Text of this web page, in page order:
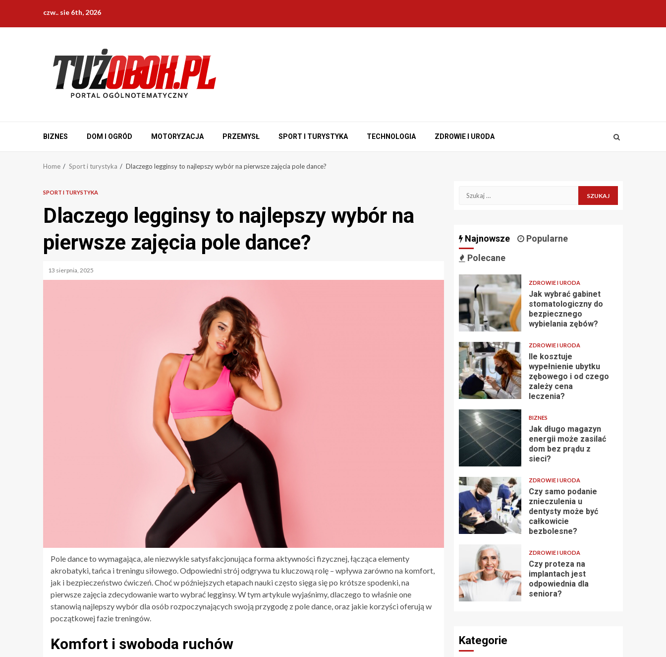
content
czw.. sie 6th, 2026
BIZNES DOM I OGRÓD MOTORYZACJA PRZEMYSŁ SPORT I TURYSTYKA TECHNOLOGIA ZDROWIE I URODA
Home Sport i turystyka Dlaczego legginsy to najlepszy wybór na pierwsze zajęcia pole dance?
SPORT I TURYSTYKA
Dlaczego legginsy to najlepszy wybór na
pierwsze zajęcia pole dance?
13 sierpnia, 2025
Pole dance to wymagająca, ale niezwykle satysfakcjonująca forma aktywności fizycznej, łącząca elementy
akrobatyki, tańca i treningu siłowego. Odpowiedni strój odgrywa tu kluczową rolę – wpływa zarówno na komfort,
jak i bezpieczeństwo ćwiczeń. Choć w późniejszych etapach nauki często sięga się po krótsze spodenki, na
pierwsze zajęcia zdecydowanie warto wybrać legginsy. W tym artykule wyjaśnimy, dlaczego to właśnie one
stanowią najlepszy wybór dla osób rozpoczynających swoją przygodę z pole dance, oraz jakie korzyści oferują w
początkowej fazie treningów.
Komfort i swoboda ruchów
Szukaj:
Najnowsze
Popularne
Polecane
ZDROWIE I URODA
Jak wybrać gabinet
stomatologiczny do
bezpiecznego
wybielania zębów?
ZDROWIE I URODA
Ile kosztuje
wypełnienie ubytku
zębowego i od czego
zależy cena
leczenia?
BIZNES
Jak długo magazyn
energii może zasilać
dom bez prądu z
sieci?
ZDROWIE I URODA
Czy samo podanie
znieczulenia u
dentysty może być
całkowicie
bezbolesne?
ZDROWIE I URODA
Czy proteza na
implantach jest
odpowiednia dla
seniora?
Kategorie